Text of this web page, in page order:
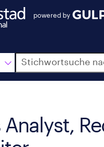
powered by
Analyst,